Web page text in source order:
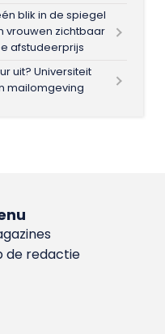
blik in de spiegel
vrouwen zichtbaar
afstudeerprijs
uit? Universiteit
mailomgeving
de redactie